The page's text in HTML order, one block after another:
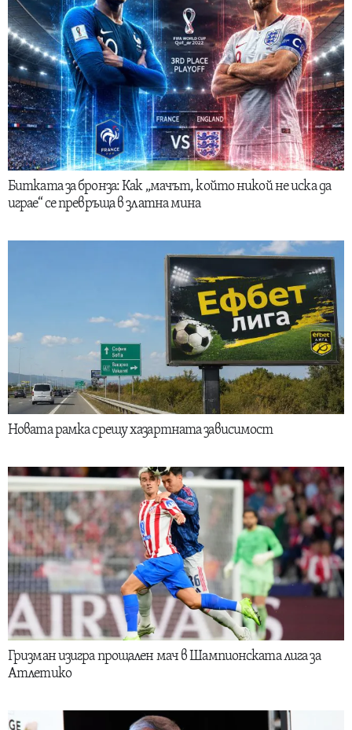
Битката за бронза: Как „мачът, който никой не иска да
играе“ се превръща в златна мина
Новата рамка срещу хазартната зависимост
Гризман изигра прощален мач в Шампионската лига за
Атлетико